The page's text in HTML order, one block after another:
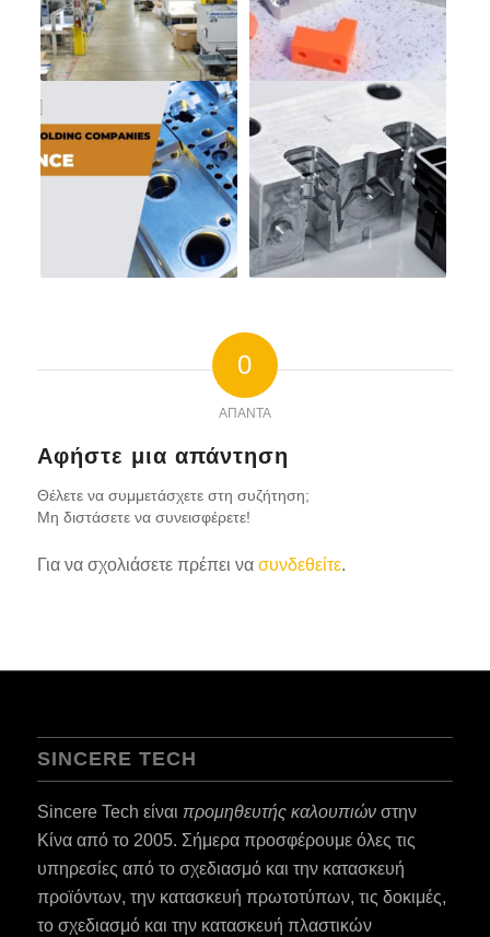
0
ΑΠΑΝΤΆ
Αφήστε μια απάντηση
Θέλετε να συμμετάσχετε στη συζήτηση;
Μη διστάσετε να συνεισφέρετε!
Για να σχολιάσετε πρέπει να συνδεθείτε.
SINCERE TECH
Sincere Tech είναι προμηθευτής καλουπιώνστην
Κίνα από το 2005. Σήμερα προσφέρουμε όλες τις
υπηρεσίες από το σχεδιασμό και την κατασκευή
προϊόντων, την κατασκευή πρωτοτύπων, τις δοκιμές,
το σχεδιασμό και την κατασκευή πλαστικών